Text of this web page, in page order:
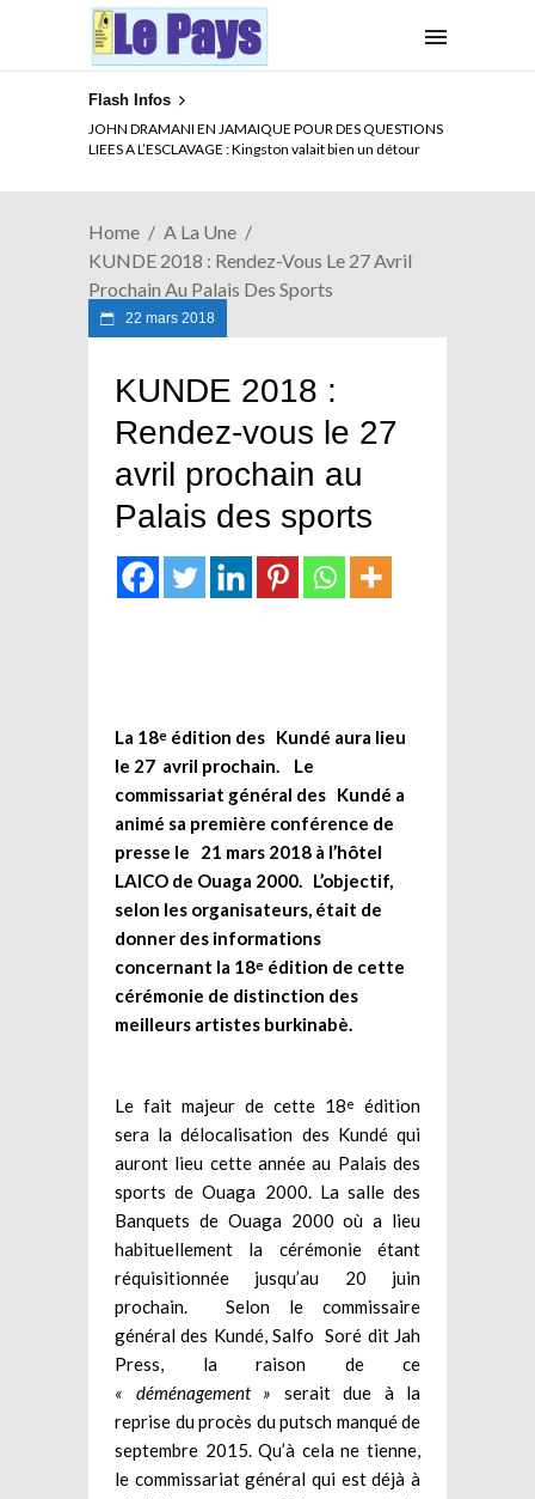
Flash Infos
JOHN DRAMANI EN JAMAIQUE POUR DES QUESTIONS
LIEES A L’ESCLAVAGE : Kingston valait bien un détour
ELECTION DE TALON A LA TETE DU SENAT BENINOIS :
Quand Patrice quitte le pouvoir sans partir !
Home
A La Une
KUNDE 2018 : Rendez-Vous Le 27 Avril
Prochain Au Palais Des Sports
22 mars 2018
KUNDE 2018 :
Rendez-vous le 27
avril prochain au
Palais des sports
La 18e édition des Kundé aura lieu
le 27 avril prochain. Le
commissariat général des Kundé a
animé sa première conférence de
presse le 21 mars 2018 à l’hôtel
LAICO de Ouaga 2000. L’objectif,
selon les organisateurs, était de
donner des informations
concernant la 18e édition de cette
cérémonie de distinction des
meilleurs artistes burkinabè.
Le fait majeur de cette 18e
édition
sera la délocalisation des Kundé qui
auront lieu cette année au Palais des
sports de Ouaga 2000. La salle des
Banquets de Ouaga 2000 où a lieu
habituellement la cérémonie étant
réquisitionnée jusqu’au 20 juin
prochain. Selon le commissaire
général des Kundé, Salfo Soré dit Jah
Press, la raison de ce
« déménagement » serait due à la
reprise du procès du putsch manqué de
septembre 2015. Qu’à cela ne tienne,
le commissariat général qui est déjà à